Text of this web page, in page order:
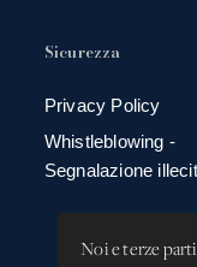
Noi e terze
Sicurezza
Privacy Policy
Whistleblowing -
Segnalazione